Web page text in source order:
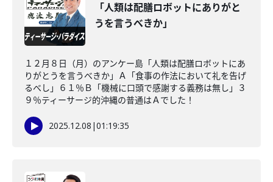
「人類は配膳ロボットにありがと
うを言うべきか」
１２月８日（月）のアンケー島「人類は配膳ロボットにあ
りがとうを言うべきか」Ａ「食事の作法において礼を告げ
るべし」６１％Ｂ「機械に口頭で感謝する義務は無し」３
９％ティーサージ的沖縄の普通はＡでした！
2025.12.08 |01:19:35